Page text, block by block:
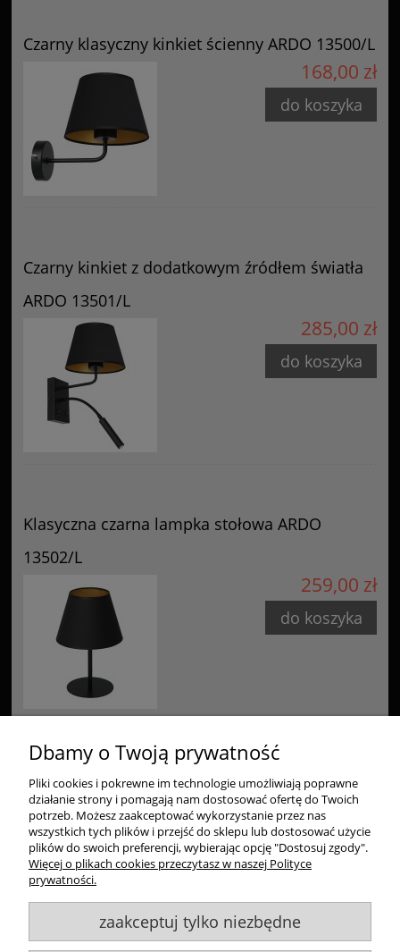
Czarny klasyczny kinkiet ścienny ARDO 13500/L
168,00 zł
do koszyka
Czarny kinkiet z dodatkowym źródłem światła
ARDO 13501/L
285,00 zł
do koszyka
Klasyczna czarna lampka stołowa ARDO
13502/L
259,00 zł
do koszyka
Zakupy
Pomoc
Moje konto
Informacje
Dbamy o Twoją prywatność
Pliki cookies i pokrewne im technologie umożliwiają poprawne
działanie strony i pomagają nam dostosować ofertę do Twoich
potrzeb. Możesz zaakceptować wykorzystanie przez nas
wszystkich tych plików i przejść do sklepu lub dostosować użycie
plików do swoich preferencji, wybierając opcję "Dostosuj zgody".
Więcej o plikach cookies przeczytasz w naszej Polityce
prywatności.
zaakceptuj tylko niezbędne